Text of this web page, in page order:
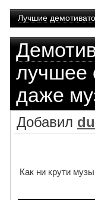
Лучшие
лучшее
даже
Добавил
Как ни крути